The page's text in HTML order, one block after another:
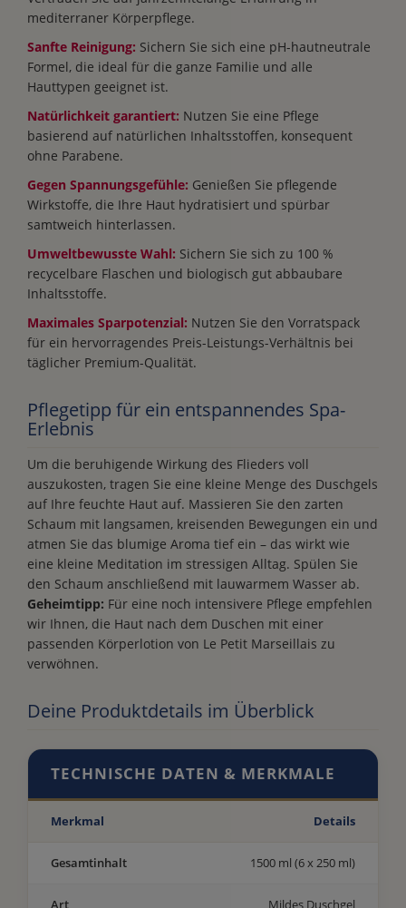
mediterraner Körperpflege.
Sanfte Reinigung: Sichern Sie sich eine pH-hautneutrale
Formel, die ideal für die ganze Familie und alle
Hauttypen geeignet ist.
Natürlichkeit garantiert: Nutzen Sie eine Pflege
basierend auf natürlichen Inhaltsstoffen, konsequent
ohne Parabene.
Gegen Spannungsgefühle: Genießen Sie pflegende
Wirkstoffe, die Ihre Haut hydratisiert und spürbar
samtweich hinterlassen.
Umweltbewusste Wahl: Sichern Sie sich zu 100 %
recycelbare Flaschen und biologisch gut abbaubare
Inhaltsstoffe.
Maximales Sparpotenzial: Nutzen Sie den Vorratspack
für ein hervorragendes Preis-Leistungs-Verhältnis bei
täglicher Premium-Qualität.
Pflegetipp für ein entspannendes Spa-
Erlebnis
Um die beruhigende Wirkung des Flieders voll
auszukosten, tragen Sie eine kleine Menge des Duschgels
auf Ihre feuchte Haut auf. Massieren Sie den zarten
Schaum mit langsamen, kreisenden Bewegungen ein und
atmen Sie das blumige Aroma tief ein – das wirkt wie
eine kleine Meditation im stressigen Alltag. Spülen Sie
den Schaum anschließend mit lauwarmem Wasser ab.
Geheimtipp: Für eine noch intensivere Pflege empfehlen
wir Ihnen, die Haut nach dem Duschen mit einer
passenden Körperlotion von Le Petit Marseillais zu
verwöhnen.
Deine Produktdetails im Überblick
TECHNISCHE DATEN & MERKMALE
Merkmal Details
Gesamtinhalt 1500 ml (6 x 250 ml)